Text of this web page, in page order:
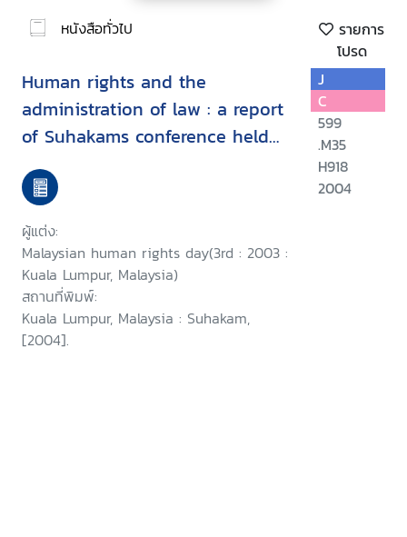
หนังสือทั่วไป
รายการ
โปรด
Human rights and the
administration of law : a report
of Suhakams conference held
in conjunction with the third
Malaysian human rights day, 9-
10 September 2003, Kuala
Lumpur, Malaysia/
ผู้แต่ง:
Malaysian human rights day(3rd : 2003 :
Kuala Lumpur, Malaysia)
สถานที่พิมพ์:
Kuala Lumpur, Malaysia : Suhakam,
[2004].
J
C
599
.M35
H918
2004